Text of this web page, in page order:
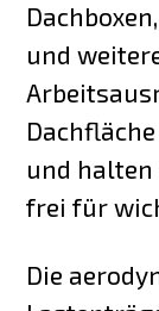
und
und halten
frei für
Die